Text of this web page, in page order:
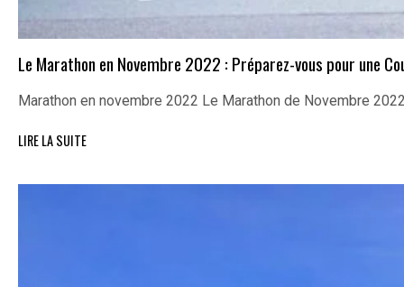
Le Marathon en Novembre 2022 : Préparez-vous pour une
Marathon en novembre 2022 Le Marathon de Novembre
LIRE LA SUITE